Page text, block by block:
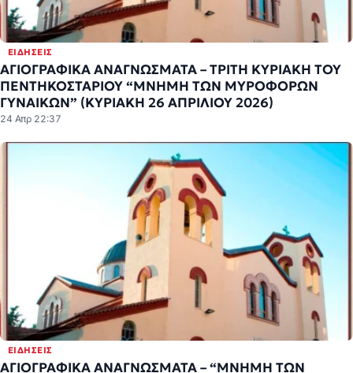
ΕΙΔΉΣΕΙΣ
ΑΓΙΟΓΡΑΦΙΚΑ ΑΝΑΓΝΩΣΜΑΤΑ – ΤΡΙΤΗ ΚΥΡΙΑΚΗ ΤΟΥ
ΠΕΝΤΗΚΟΣΤΑΡΙΟΥ “ΜΝΗΜΗ ΤΩΝ ΜΥΡΟΦΟΡΩΝ
ΓΥΝΑΙΚΩΝ” (ΚΥΡΙΑΚΗ 26 ΑΠΡΙΛΙΟΥ 2026)
24 Απρ 22:37
ΕΙΔΉΣΕΙΣ
ΑΓΙΟΓΡΑΦΙΚΑ ΑΝΑΓΝΩΣΜΑΤΑ – “ΜΝΗΜΗ ΤΩΝ